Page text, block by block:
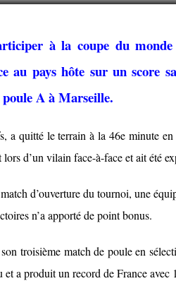
à la coupe du
au pays hôte sur un score
A à Marseille.
a quitté le terrain à la 46e minute
d’un vilain face-à-face et ait été
d’ouverture du tournoi, une
n’a apporté de point bonus.
troisième match de poule en
a produit un record de France avec